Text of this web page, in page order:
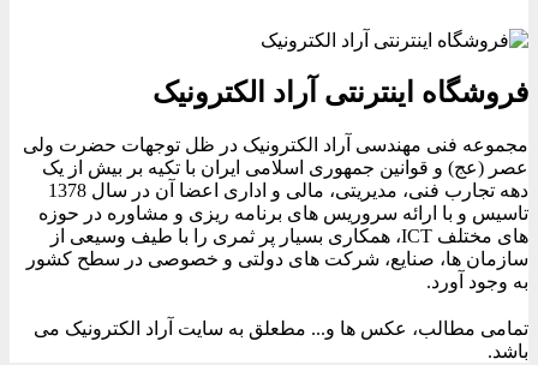
فروشگاه اینترنتی آراد الکترونیک
مجموعه فنی مهندسی آراد الکترونیک در ظل توجهات حضرت ولی
عصر (عج) و قوانین جمهوری اسلامی ایران با تکیه بر بیش از یک
دهه تجارب فنی، مدیریتی، مالی و اداری اعضا آن در سال 1378
تاسیس و با ارائه سروریس های برنامه ریزی و مشاوره در حوزه
های مختلف ICT، همکاری بسیار پر ثمری را با طیف وسیعی از
سازمان ها، صنایع، شرکت های دولتی و خصوصی در سطح کشور
به وجود آورد.
تمامی مطالب، عکس ها و... مطعلق به سایت آراد الکترونیک می
باشد.